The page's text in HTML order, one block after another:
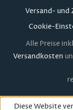
Versand- und
Cookie-
Alle Preise
Versandkosten
Diese Website